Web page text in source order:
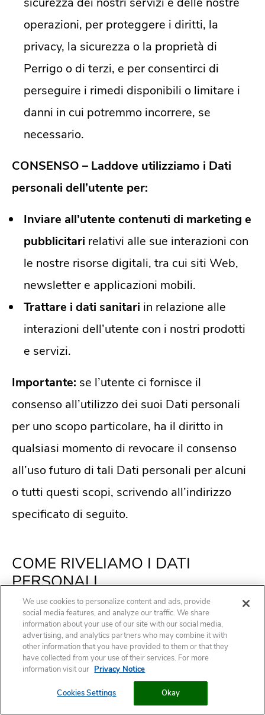
operazioni, per proteggere i diritti, la
privacy, la sicurezza o la proprietà di
Perrigo o di terzi, e per consentirci di
perseguire i rimedi disponibili o limitare i
danni in cui potremmo incorrere, se
necessario.
CONSENSO – Laddove utilizziamo i Dati
personali dell’utente per:
Inviare all’utente contenuti di marketing e
pubblicitari relativi alle sue interazioni con
le nostre risorse digitali, tra cui siti Web,
newsletter e applicazioni mobili.
Trattare i dati sanitari in relazione alle
interazioni dell’utente con i nostri prodotti
e servizi.
Importante: se l’utente ci fornisce il
consenso all’utilizzo dei suoi Dati personali
per uno scopo particolare, ha il diritto in
qualsiasi momento di revocare il consenso
all’uso futuro di tali Dati personali per alcuni
o tutti questi scopi, scrivendo all’indirizzo
specificato di seguito.
COME RIVELIAMO I DATI
PERSONALI
Possiamo rivelare (con il consenso
dell’utente, ove richiesto dalla legge
applicabile) i Dati personali che raccogliamo
Le nostresocietà controllate e affiliate:
We use cookies to personalize content and ads, provide
social media features, and analyze our traffic. We share
information about your use of our site with our social media,
advertising, and analytics partners who may combine it with
other information that you have provided to them or that they
have collected from your use of their services. For more
information visit our Privacy Notice
Cookies Settings Okay